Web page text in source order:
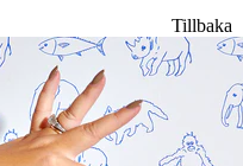
Tillbaka